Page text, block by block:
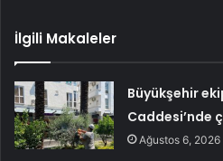
İlgili Makaleler
Büyükşehir
Caddesi’nde
Ağustos 6, 2026